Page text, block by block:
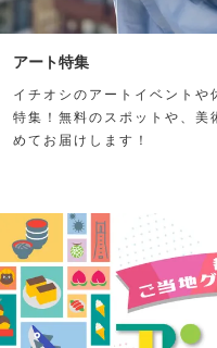
アート特集
イチオシのアートイベント
特集！無料のスポットや、美
めてお届けします！